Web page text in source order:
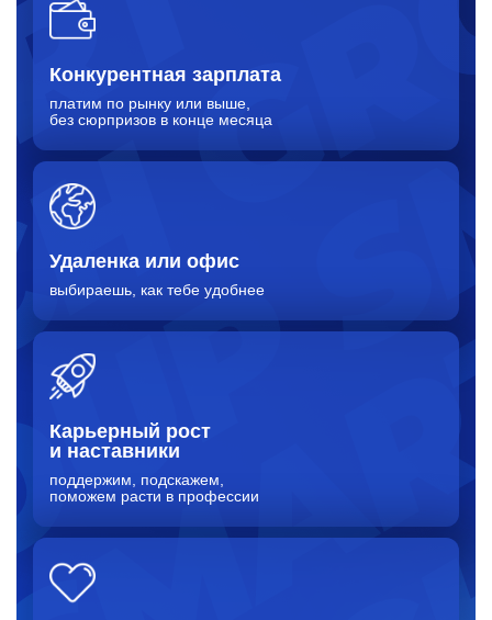
Конкурентная зарплата
платим по рынку или выше,
без сюрпризов в конце месяца
Удаленка или офис
выбираешь, как тебе удобнее
Карьерный рост
и наставники
поддержим, подскажем,
поможем расти в профессии